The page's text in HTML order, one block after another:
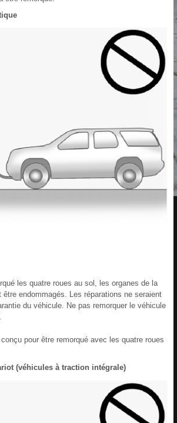
les quatre roues au sol, les organes de la
être endommagés. Les réparations ne seraient
du véhicule. Ne pas remorquer le véhicule
pour être remorqué avec les quatre roues
(véhicules à traction intégrale)